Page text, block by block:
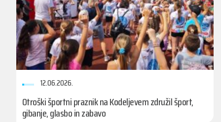
12.06.2026.
Otroški športni praznik na Kodeljevem združil šport,
gibanje, glasbo in zabavo